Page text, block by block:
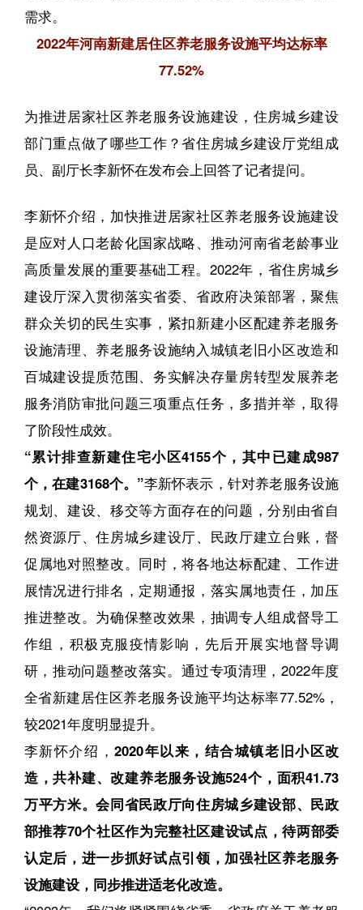
需求。
2022年河南新建居住区养老服务设施平均达标率
77.52%
为推进居家社区养老服务设施建设，住房城乡建设
部门重点做了哪些工作？省住房城乡建设厅党组成
员、副厅长李新怀在发布会上回答了记者提问。
李新怀介绍，加快推进居家社区养老服务设施建设
是应对人口老龄化国家战略、推动河南省老龄事业
高质量发展的重要基础工程。2022年，省住房城乡
建设厅深入贯彻落实省委、省政府决策部署，聚焦
群众关切的民生实事，紧扣新建小区配建养老服务
设施清理、养老服务设施纳入城镇老旧小区改造和
百城建设提质范围、务实解决存量房转型发展养老
服务消防审批问题三项重点任务，多措并举，取得
了阶段性成效。
“累计排查新建住宅小区4155个，其中已建成987
个，在建3168个。 ”李新怀表示，针对养老服务设施
规划、建设、移交等方面存在的问题，分别由省自
然资源厅、住房城乡建设厅、民政厅建立台账，督
促属地对照整改。同时，将各地达标配建、工作进
展情况进行排名，定期通报，落实属地责任，加压
推进整改。为确保整改效果，抽调专人组成督导工
作组，积极克服疫情影响，先后开展实地督导调
研，推动问题整改落实。通过专项清理，2022年度
全省新建居住区养老服务设施平均达标率77.52%，
较2021年度明显提升。
李新怀介绍，2020年以来，结合城镇老旧小区改
造，共补建、改建养老服务设施524个，面积41.73
万平方米。会同省民政厅向住房城乡建设部、民政
部推荐70个社区作为完整社区建设试点，待两部委
认定后，进一步抓好试点引领，加强社区养老服务
设施建设，同步推进适老化改造。